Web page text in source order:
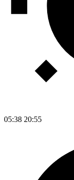
05:38 20:55